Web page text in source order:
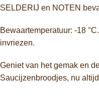
SELDERIJ en NOTEN
Bewaartemperatuur: -18
invriezen.
Geniet van het gemak en
Saucijzenbroodjes, nu